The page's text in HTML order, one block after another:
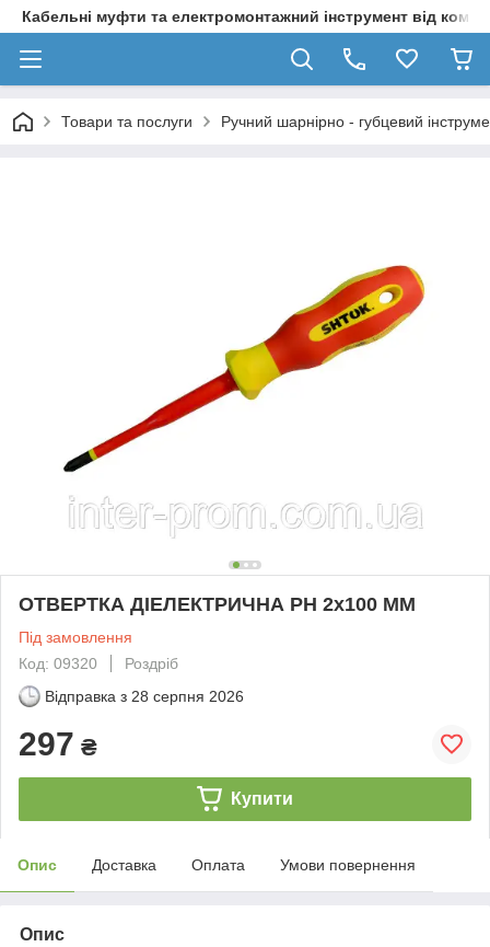
Кабельні муфти та електромонтажний інструмент від
Товари та послуги Ручний шарнірно - губцевий
ОТВЕРТКА ДІЕЛЕКТРИЧНА PH 2x100 ММ
Під замовлення
Код: 09320
Роздріб
Відправка з 28 серпня 2026
297 ₴
Купити
Опис Доставка Оплата Умови повернення
Опис